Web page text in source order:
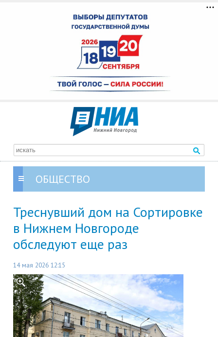
ОБЩЕСТВО
Треснувший дом на Сортировке
в Нижнем Новгороде
обследуют еще раз
14 мая 2026 12:15